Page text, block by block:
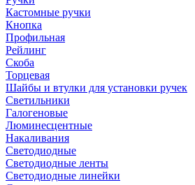
Кастомные ручки
Кнопка
Профильная
Рейлинг
Скоба
Торцевая
Шайбы и втулки для установки ручек
Светильники
Галогеновые
Люминесцентные
Накаливания
Светодиодные
Светодиодные ленты
Светодиодные линейки